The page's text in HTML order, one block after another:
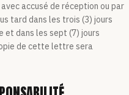
accusé de réception ou par
tard dans les trois (3) jours
et dans les sept (7) jours
de cette lettre sera